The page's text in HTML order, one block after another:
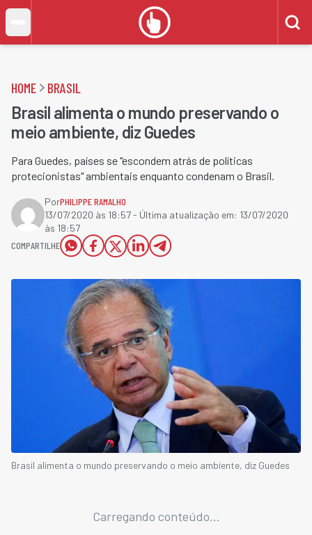
HOME BRASIL
Brasil alimenta o mundo preservando o
meio ambiente, diz Guedes
Para Guedes, países se "escondem atrás de políticas
protecionistas" ambientais enquanto condenam o Brasil.
PorPHILIPPE RAMALHO
13/07/2020 às 18:57- Última atualização em: 13/07/2020
às 18:57
COMPARTILHE
Brasil alimenta o mundo preservando o meio ambiente, diz Guedes
Carregando conteúdo...